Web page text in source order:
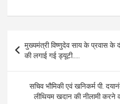
ce
b
o
o
k
se
n
g
er
at
A
p
p
e
a
navigation
मुख्यमंत्री विष्णुदेव साय के प्रवास के
की लगाई गई ड्यूटी…..
सचिव भौमिकी एवं खनिकर्म पी.
लीथियम खदान की नीलामी करने